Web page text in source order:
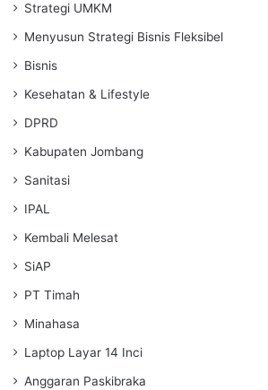
Strategi UMKM
Menyusun Strategi Bisnis Fleksibel
Bisnis
Kesehatan & Lifestyle
DPRD
Kabupaten Jombang
Sanitasi
IPAL
Kembali Melesat
SiAP
PT Timah
Minahasa
Laptop Layar 14 Inci
Anggaran Paskibraka